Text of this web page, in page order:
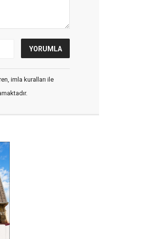
imla kuralları ile